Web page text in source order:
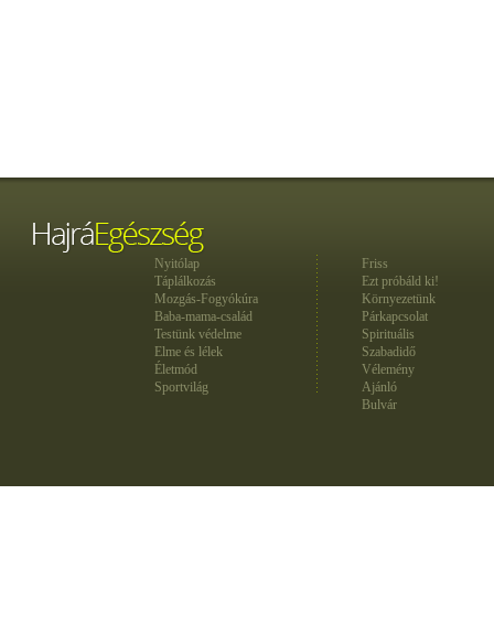
Nyitólap
Táplálkozás
Mozgás-Fogyókúra
Baba-mama-család
Testünk védelme
Elme és lélek
Életmód
Sportvilág
Friss
Ezt próbáld ki!
Környezetünk
Párkapcsolat
Spirituális
Szabadidő
Vélemény
Ajánló
Bulvár